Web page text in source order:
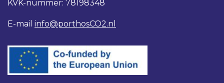
KVK-nummer: 78198348
E-mail info@porthosCO2.nl